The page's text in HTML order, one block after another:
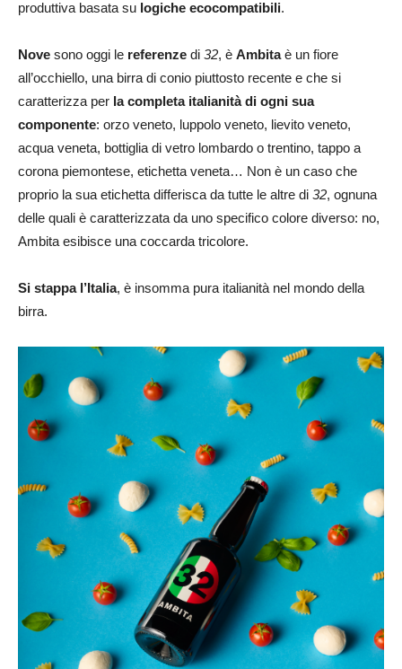
produttiva basata su logiche ecocompatibili.
Nove sono oggi le referenze di 32, è Ambitaè un fiore
all’occhiello, una birra di conio piuttosto recente e che si
caratterizza per la completa italianità di ogni sua
componente: orzo veneto, luppolo veneto, lievito veneto,
acqua veneta, bottiglia di vetro lombardo o trentino, tappo a
corona piemontese, etichetta veneta… Non è un caso che
proprio la sua etichetta differisca da tutte le altre di 32, ognuna
delle quali è caratterizzata da uno specifico colore diverso: no,
Ambita esibisce una coccarda tricolore.
Si stappa l’Italia, è insomma pura italianità nel mondo della
birra.